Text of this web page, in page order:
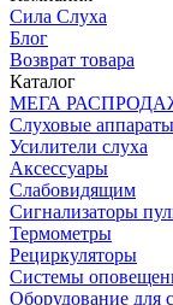
Сила Слуха
Блог
Возврат товара
Каталог
МЕГА
Слуховые аппараты
Усилители слуха
Аксессуары
Слабовидящим
Сигнализаторы
Термометры
Рециркуляторы
Cистемы
Оборудование для